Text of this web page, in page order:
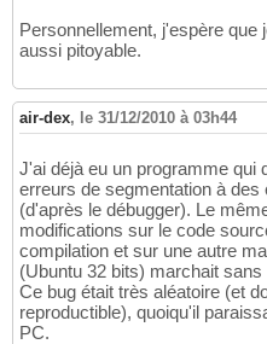
Personnellement, j'espère que
aussi pitoyable.
air-dex, le 31/12/2010 à 03h44
J'ai déjà eu un programme qui
erreurs de segmentation à
(d'après le débugger). Le
modifications sur le code
compilation et sur une autre
(Ubuntu 32 bits) marchait
Ce bug était très aléatoire (et
reproductible), quoiqu'il
PC.